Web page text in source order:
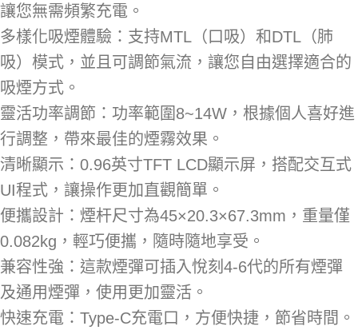
讓您無需頻繁充電。
多樣化吸煙體驗：支持MTL（口吸）和DTL（肺
吸）模式，並且可調節氣流，讓您自由選擇適合的
吸煙方式。
靈活功率調節：功率範圍8~14W，根據個人喜好進
行調整，帶來最佳的煙霧效果。
清晰顯示：0.96英寸TFT LCD顯示屏，搭配交互式
UI程式，讓操作更加直觀簡單。
便攜設計：煙杆尺寸為45×20.3×67.3mm，重量僅
0.082kg，輕巧便攜，隨時隨地享受。
兼容性強：這款煙彈可插入悅刻4-6代的所有煙彈
及通用煙彈，使用更加靈活。
快速充電：Type-C充電口，方便快捷，節省時間。